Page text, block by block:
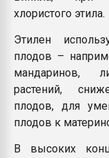
хлористого этила.
Этилен
плодов –
мандаринов,
растений,
плодов, для
плодов к
В высоких